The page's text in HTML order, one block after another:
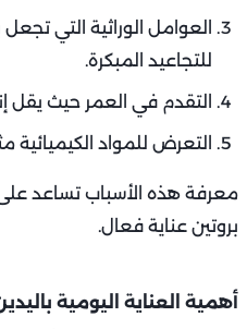
العوامل الوراثية التي
للتجاعيد المبكرة.
التقدم في العمر حيث يقل
التعرض للمواد
معرفة هذه الأسباب تساعد على
بروتين عناية فعال.
أهمية العناية اليومية